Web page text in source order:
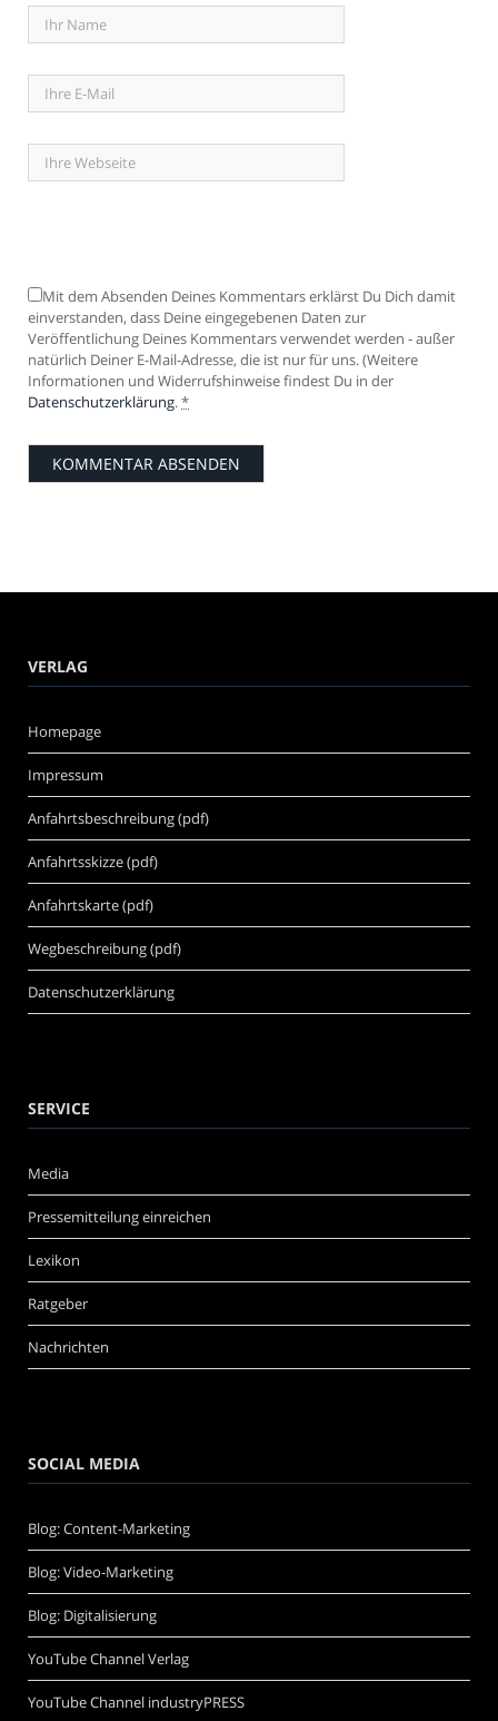
Mit dem Absenden Deines Kommentars erklärst Du Dich damit
einverstanden, dass Deine eingegebenen Daten zur
Veröffentlichung Deines Kommentars verwendet werden - außer
natürlich Deiner E-Mail-Adresse, die ist nur für uns. (Weitere
Informationen und Widerrufshinweise findest Du in der
Datenschutzerklärung. *
VERLAG
Homepage
Impressum
Anfahrtsbeschreibung (pdf)
Anfahrtsskizze (pdf)
Anfahrtskarte (pdf)
Wegbeschreibung (pdf)
Datenschutzerklärung
SERVICE
Media
Pressemitteilung einreichen
Lexikon
Ratgeber
Nachrichten
SOCIAL MEDIA
Blog: Content-Marketing
Blog: Video-Marketing
Blog: Digitalisierung
YouTube Channel Verlag
YouTube Channel industryPRESS